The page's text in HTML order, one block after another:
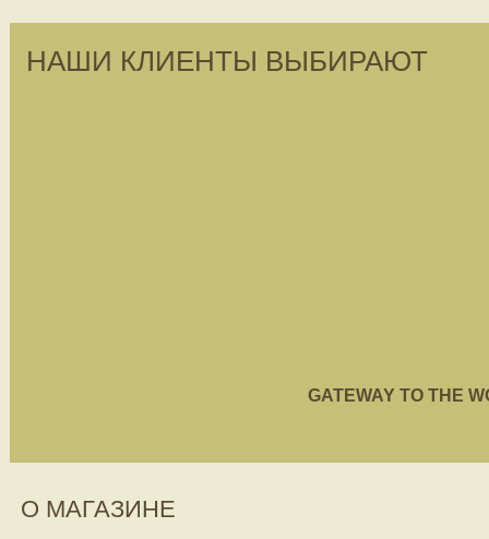
НАШИ КЛИЕНТЫ ВЫБИРАЮТ
GATEWAY TO THE
О МАГАЗИНЕ